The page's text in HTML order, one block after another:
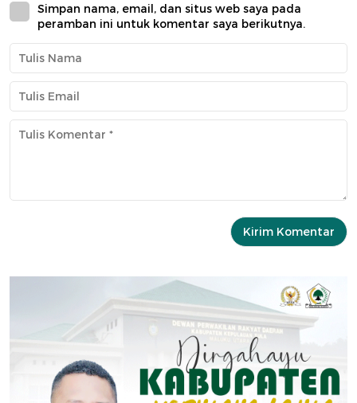
Simpan nama, email, dan situs web saya pada
peramban ini untuk komentar saya berikutnya.